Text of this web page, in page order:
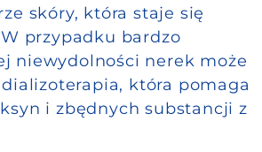
skóry, która staje się
przypadku bardzo
niewydolności nerek może
która pomaga
i zbędnych substancji z